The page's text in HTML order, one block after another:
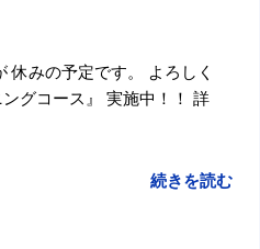
休みの予定です。 よろしく
グコース』 実施中！！ 詳
続きを読む